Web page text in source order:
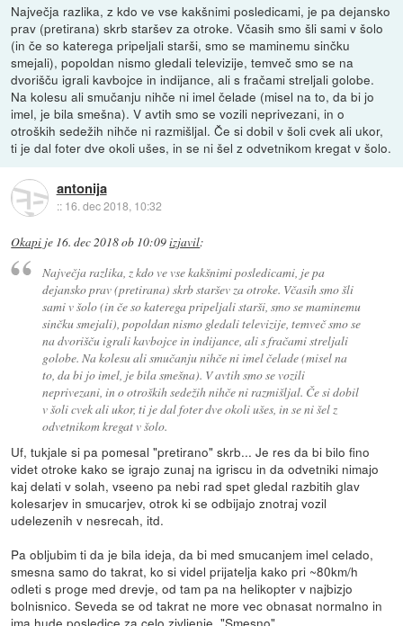
Največja razlika, z kdo ve vse kakšnimi posledicami, je pa dejansko
prav (pretirana) skrb staršev za otroke. Včasih smo šli sami v šolo
(in če so katerega pripeljali starši, smo se maminemu sinčku
smejali), popoldan nismo gledali televizije, temveč smo se na
dvorišču igrali kavbojce in indijance, ali s fračami streljali golobe.
Na kolesu ali smučanju nihče ni imel čelade (misel na to, da bi jo
imel, je bila smešna). V avtih smo se vozili neprivezani, in o
otroških sedežih nihče ni razmišljal. Če si dobil v šoli cvek ali ukor,
ti je dal foter dve okoli ušes, in se ni šel z odvetnikom kregat v šolo.
antonija
:: 16. dec 2018, 10:32
Okapi je 16. dec 2018 ob 10:09izjavil:
Največja razlika, z kdo ve vse kakšnimi posledicami, je pa
dejansko prav (pretirana) skrb staršev za otroke. Včasih smo šli
sami v šolo (in če so katerega pripeljali starši, smo se maminemu
sinčku smejali), popoldan nismo gledali televizije, temveč smo se
na dvorišču igrali kavbojce in indijance, ali s fračami streljali
golobe. Na kolesu ali smučanju nihče ni imel čelade (misel na
to, da bi jo imel, je bila smešna). V avtih smo se vozili
neprivezani, in o otroških sedežih nihče ni razmišljal. Če si dobil
v šoli cvek ali ukor, ti je dal foter dve okoli ušes, in se ni šel z
odvetnikom kregat v šolo.
Uf, tukjale si pa pomesal "pretirano" skrb... Je res da bi bilo fino
videt otroke kako se igrajo zunaj na igriscu in da odvetniki nimajo
kaj delati v solah, vseeno pa nebi rad spet gledal razbitih glav
kolesarjev in smucarjev, otrok ki se odbijajo znotraj vozil
udelezenih v nesrecah, itd.
Pa obljubim ti da je bila ideja, da bi med smucanjem imel celado,
smesna samo do takrat, ko si videl prijatelja kako pri ~80km/h
odleti s proge med drevje, od tam pa na helikopter v najbizjo
bolnisnico. Seveda se od takrat ne more vec obnasat normalno in